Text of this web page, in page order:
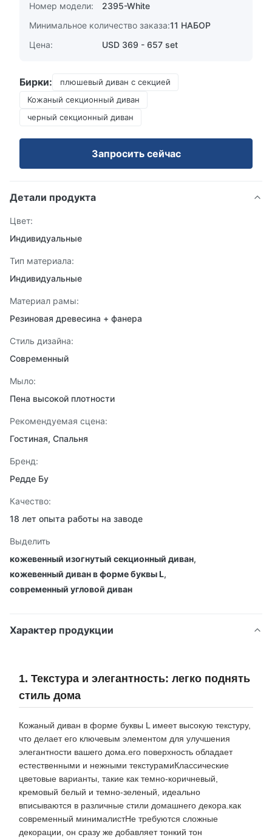
Номер модели:
2395-White
Минимальное количество заказа:11 НАБОР
Цена:
USD 369 - 657 set
Бирки:
плюшевый диван с секцией
Кожаный секционный диван
черный секционный диван
Запросить сейчас
Детали продукта
Цвет:
Индивидуальные
Тип материала:
Индивидуальные
Материал рамы:
Резиновая древесина + фанера
Стиль дизайна:
Современный
Мыло:
Пена высокой плотности
Рекомендуемая сцена:
Гостиная, Спальня
Бренд:
Редде Бу
Качество:
18 лет опыта работы на заводе
Выделить
кожевенный изогнутый секционный диван,
кожевенный диван в форме буквы L,
современный угловой диван
Характер продукции
1. Текстура и элегантность: легко поднять
стиль дома
Кожаный диван в форме буквы L имеет высокую текстуру,
что делает его ключевым элементом для улучшения
элегантности вашего дома.его поверхность обладает
естественными и нежными текстурамиКлассические
цветовые варианты, такие как темно-коричневый,
кремовый белый и темно-зеленый, идеально
вписываются в различные стили домашнего декора.как
современный минималистНе требуются сложные
декорации, он сразу же добавляет тонкий тон